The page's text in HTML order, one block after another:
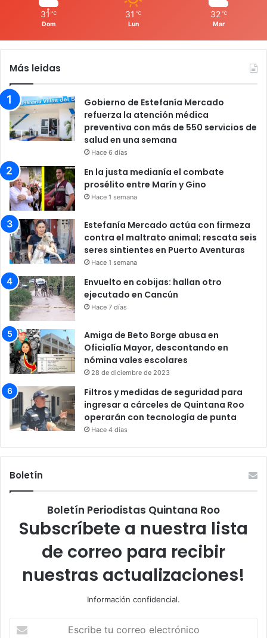
31 ℃
Dom
31 ℃
Lun
32 ℃
Mar
Más leidas
Gobierno de Estefanía Mercado
refuerza la atención médica
preventiva con más de 550 servicios de
salud en una semana
Hace 6 días
En la justa medianía el combate
prosélito entre Marín y Gino
Hace 1 semana
Estefanía Mercado actúa con firmeza
contra el maltrato animal; rescata seis
seres sintientes en Puerto Aventuras
Hace 1 semana
Envuelto en cobijas: hallan otro
ejecutado en Cancún
Hace 7 días
Amiga de Beto Borge abusa en
Oficialía Mayor, descontando en
nómina vales escolares
28 de diciembre de 2023
Filtros y medidas de seguridad para
ingresar a cárceles de Quintana Roo
operarán con tecnología de punta
Hace 4 días
Boletín
Boletín Periodistas Quintana Roo
Subscríbete a nuestra lista
de correo para recibir
nuestras actualizaciones!
Información confidencial.